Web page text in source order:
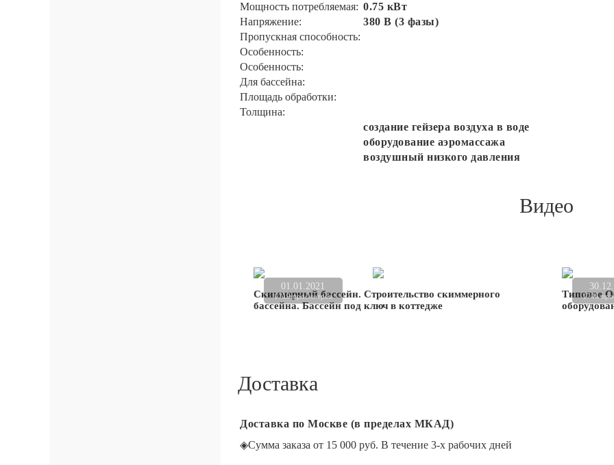
Мощность потребляемая: 0.75 кВт
Напряжение:
380 В (3 фазы)
Пропускная способность:
Особенность:
Особенность:
Для бассейна:
Площадь обработки:
Толщина:
создание гейзера воздуха в воде
оборудование аэромассажа
воздушный низкого давления
Видео
01.01.2021
1719 просмотров
Скиммерный бассейн. Строительство скиммерного
бассейна. Бассейн под ключ в коттедже
1746
Типовое
Доставка
Доставка по Москве (в пределах МКАД)
◈Сумма заказа от 15 000 руб. В течение 3-х рабочих дней